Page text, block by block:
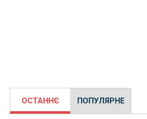
ОСТАННЄ ПОПУЛЯРНЕ